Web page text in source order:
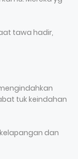
tawa hadir,
tuk keindahan
dan